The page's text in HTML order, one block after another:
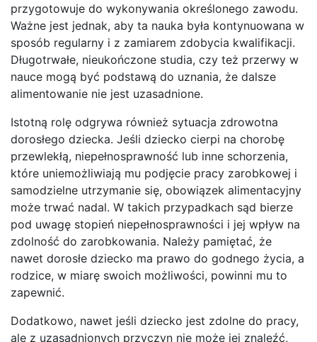
przygotowuje do wykonywania określonego zawodu.
Ważne jest jednak, aby ta nauka była kontynuowana w
sposób regularny i z zamiarem zdobycia kwalifikacji.
Długotrwałe, nieukończone studia, czy też przerwy w
nauce mogą być podstawą do uznania, że dalsze
alimentowanie nie jest uzasadnione.
Istotną rolę odgrywa również sytuacja zdrowotna
dorosłego dziecka. Jeśli dziecko cierpi na chorobę
przewlekłą, niepełnosprawność lub inne schorzenia,
które uniemożliwiają mu podjęcie pracy zarobkowej i
samodzielne utrzymanie się, obowiązek alimentacyjny
może trwać nadal. W takich przypadkach sąd bierze
pod uwagę stopień niepełnosprawności i jej wpływ na
zdolność do zarobkowania. Należy pamiętać, że
nawet dorosłe dziecko ma prawo do godnego życia, a
rodzice, w miarę swoich możliwości, powinni mu to
zapewnić.
Dodatkowo, nawet jeśli dziecko jest zdolne do pracy,
ale z uzasadnionych przyczyn nie może jej znaleźć,